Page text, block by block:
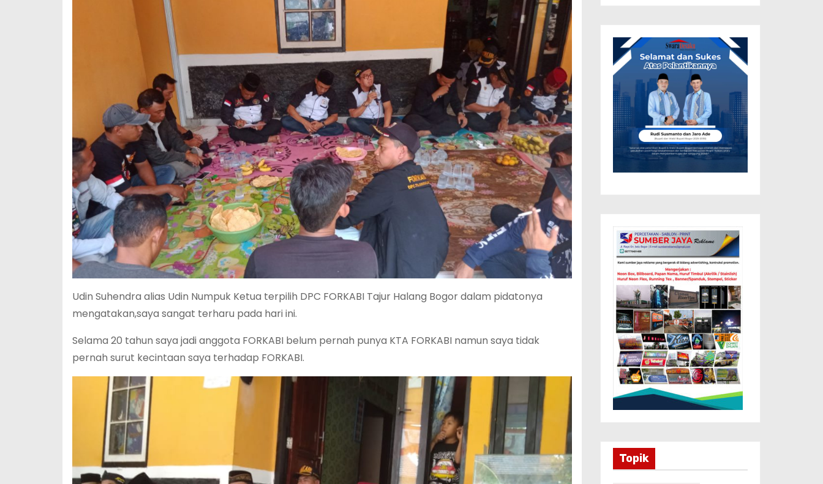
Udin Suhendra alias Udin Numpuk Ketua terpilih DPC FORKABI Tajur Halang Bogor dalam pidatonya
mengatakan,saya sangat terharu pada hari ini.
Selama 20 tahun saya jadi anggota FORKABI belum pernah punya KTA FORKABI namun saya tidak
pernah surut kecintaan saya terhadap FORKABI.
Topik